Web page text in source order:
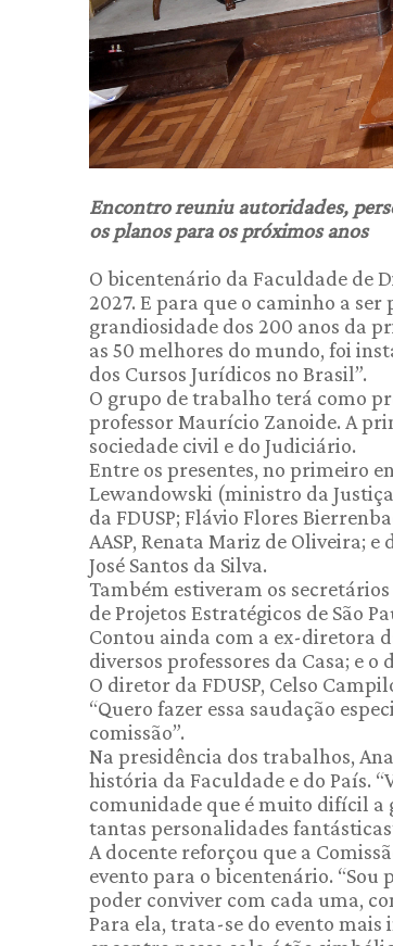
Encontro reuniu autoridades,
os planos para os próximos anos
O bicentenário da Faculdade de
2027. E para que o caminho a
grandiosidade dos 200 anos da
as 50 melhores do mundo, foi
dos Cursos Jurídicos no Brasil”.
O grupo de trabalho terá como
professor Maurício Zanoide. A
sociedade civil e do Judiciário.
Entre os presentes, no primeiro
Lewandowski (ministro da
da FDUSP; Flávio Flores
AASP, Renata Mariz de Oliveira;
José Santos da Silva.
Também estiveram os
de Projetos Estratégicos de São
Contou ainda com a ex-diretora
diversos professores da Casa; e o
O diretor da FDUSP, Celso
“Quero fazer essa saudação
comissão”.
Na presidência dos trabalhos,
história da Faculdade e do País.
comunidade que é muito difícil a
tantas personalidades
A docente reforçou que a
evento para o bicentenário.
poder conviver com cada uma,
Para ela, trata-se do evento mais